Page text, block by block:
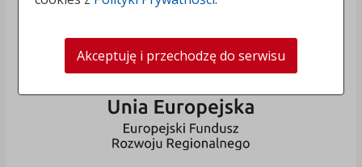
Akceptuję i przechodzę do serwisu